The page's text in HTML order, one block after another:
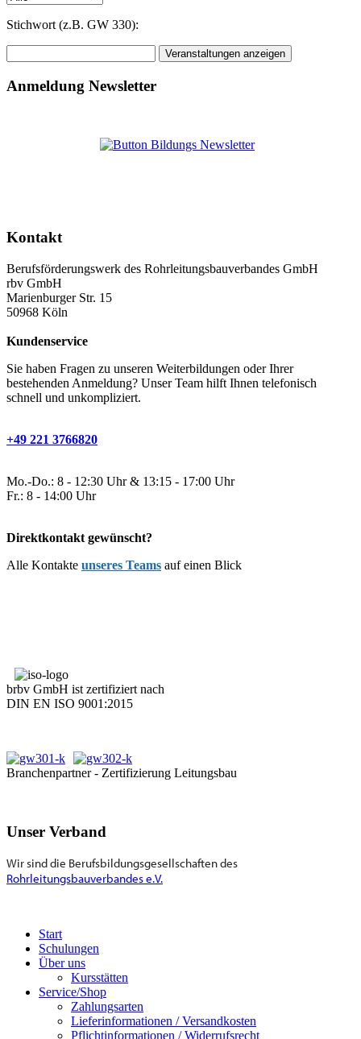
Stichwort (z.B. GW 330):
Anmeldung Newsletter
Kontakt
Berufsförderungswerk des Rohrleitungsbauverbandes GmbH
rbv GmbH
Marienburger Str. 15
50968 Köln
Kundenservice
Sie haben Fragen zu unseren Weiterbildungen oder Ihrer
bestehenden Anmeldung? Unser Team hilft Ihnen telefonisch
schnell und unkompliziert.
+49 221 3766820
Mo.-Do.: 8 - 12:30 Uhr & 13:15 - 17:00 Uhr
Fr.: 8 - 14:00 Uhr
Direktkontakt gewünscht?
Alle Kontakte unseres Teams auf einen Blick
brbv GmbH ist zertifiziert nach
DIN EN ISO 9001:2015
Branchenpartner - Zertifizierung Leitungsbau
Unser Verband
Wir sind die Berufsbildungsgesellschaften des
Rohrleitungsbauverbandes e.V.
Start
Schulungen
Über uns
Kursstätten
Service/Shop
Zahlungsarten
Lieferinformationen / Versandkosten
Pflichtinformationen / Widerrufsrecht